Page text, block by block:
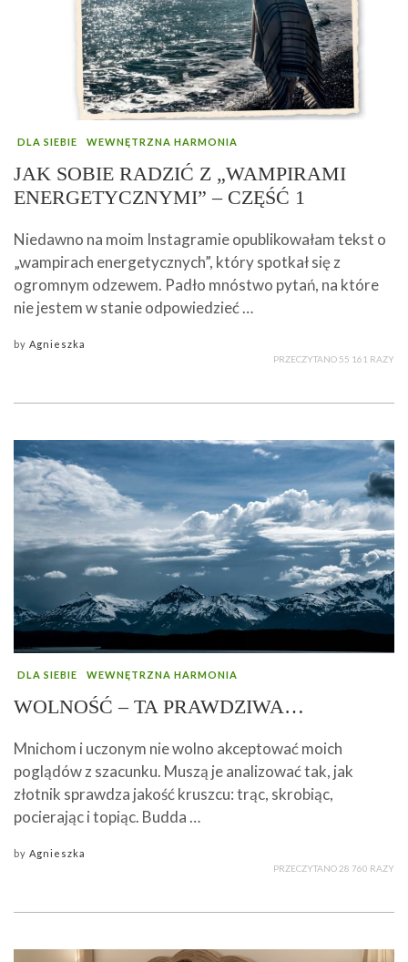
DLA SIEBIE WEWNĘTRZNA HARMONIA
JAK SOBIE RADZIĆ Z „WAMPIRAMI
ENERGETYCZNYMI” – CZĘŚĆ 1
Niedawno na moim Instagramie opublikowałam tekst o
„wampirach energetycznych”, który spotkał się z
ogromnym odzewem. Padło mnóstwo pytań, na które
nie jestem w stanie odpowiedzieć …
by Agnieszka
PRZECZYTANO 55 161 RAZY
DLA SIEBIE WEWNĘTRZNA HARMONIA
WOLNOŚĆ – TA PRAWDZIWA…
Mnichom i uczonym nie wolno akceptować moich
poglądów z szacunku. Muszą je analizować tak, jak
złotnik sprawdza jakość kruszcu: trąc, skrobiąc,
pocierając i topiąc. Budda …
by Agnieszka
PRZECZYTANO 28 760 RAZY